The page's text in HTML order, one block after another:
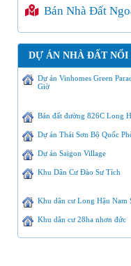
Bán Nhà Đất
DỰ ÁN NHÀ ĐẤT NỔI
Dự án Vinhomes Green
Giờ
Bán đất đường 826C Long
Dự án Thái Sơn Bộ Quốc
Dự án Saigon Village
Khu Dân Cư Đào Sư Tích
Khu dân cư Long Hậu Nam
Khu dân cư 28ha nhơn đức